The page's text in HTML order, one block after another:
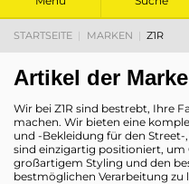
STARTSEITE MARKEN Z1R
Artikel der
Wir bei Z1R sind bestrebt, Ihre
machen. Wir bieten eine
und -Bekleidung für den
sind einzigartig positioniert,
großartigem Styling und den
bestmöglichen Verarbeitung zu